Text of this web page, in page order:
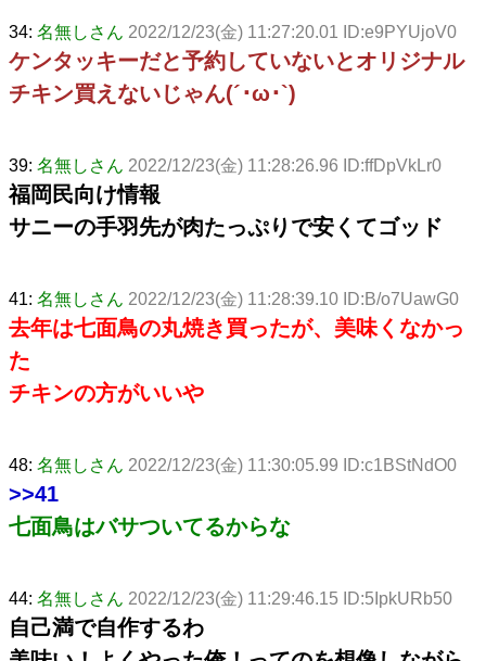
34: 名無しさん 2022/12/23(金) 11:27:20.01 ID:e9PYUjoV0
ケンタッキーだと予約していないとオリジナル
チキン買えないじゃん(´･ω･`)
39: 名無しさん 2022/12/23(金) 11:28:26.96 ID:ffDpVkLr0
福岡民向け情報
サニーの手羽先が肉たっぷりで安くてゴッド
41: 名無しさん 2022/12/23(金) 11:28:39.10 ID:B/o7UawG0
去年は七面鳥の丸焼き買ったが、美味くなかっ
た
チキンの方がいいや
48: 名無しさん 2022/12/23(金) 11:30:05.99 ID:c1BStNdO0
>>41
七面鳥はバサついてるからな
44: 名無しさん 2022/12/23(金) 11:29:46.15 ID:5IpkURb50
自己満で自作するわ